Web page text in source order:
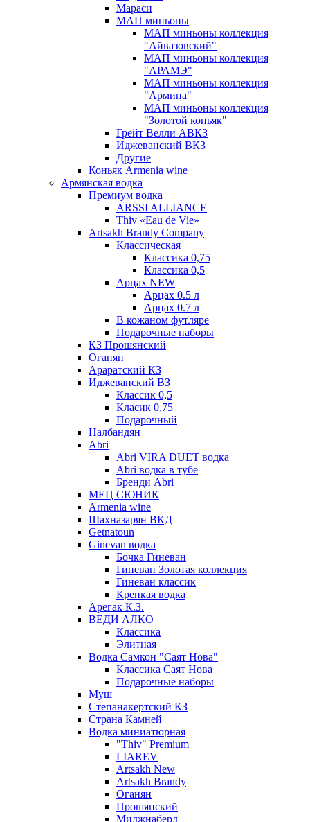
Мараси
МАП миньоны
МАП миньоны коллекция
"Айвазовский"
МАП миньоны коллекция
"АРАМЭ"
МАП миньоны коллекция
"Армина"
МАП миньоны коллекция
"Золотой коньяк"
Грейт Велли АВКЗ
Иджеванский ВКЗ
Другие
Коньяк Armenia wine
Армянская водка
Премиум водка
ARSSI ALLIANCE
Thiv «Eau de Vie»
Artsakh Brandy Company
Классическая
Классика 0,75
Классика 0,5
Арцах NEW
Арцах 0.5 л
Арцах 0.7 л
В кожаном футляре
Подарочные наборы
КЗ Прошянский
Оганян
Араратский КЗ
Иджеванский ВЗ
Классик 0,5
Класик 0,75
Подарочный
Налбандян
Abri
Abri VIRA DUET водка
Abri водка в тубе
Бренди Abri
МЕЦ СЮНИК
Armenia wine
Шахназарян ВКД
Getnatoun
Ginevan водка
Бочка Гиневан
Гиневан Золотая коллекция
Гиневан классик
Крепкая водка
Арегак К.З.
ВЕДИ АЛКО
Классика
Элитная
Водка Самкон "Саят Нова"
Классика Саят Нова
Подарочные наборы
Муш
Степанакертский КЗ
Страна Камней
Водка миниатюрная
"Thiv" Premium
LIAREV
Artsakh New
Artsakh Brandy
Оганян
Прошянский
Миджнаберд